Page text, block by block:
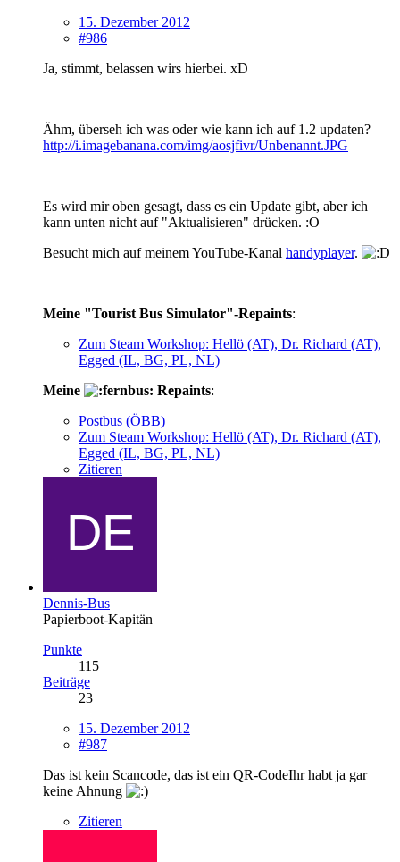
15. Dezember 2012
#986
Ja, stimmt, belassen wirs hierbei. xD
Ähm, überseh ich was oder wie kann ich auf 1.2 updaten?
http://i.imagebanana.com/img/aosjfivr/Unbenannt.JPG
Es wird mir oben gesagt, dass es ein Update gibt, aber ich
kann unten nicht auf "Aktualisieren" drücken. :O
Besucht mich auf meinem YouTube-Kanal handyplayer.
Meine "Tourist Bus Simulator"-Repaints:
Zum Steam Workshop: Hellö (AT), Dr. Richard (AT),
Egged (IL, BG, PL, NL)
Meine
Repaints:
Postbus (ÖBB)
Zum Steam Workshop: Hellö (AT), Dr. Richard (AT),
Egged (IL, BG, PL, NL)
Zitieren
Dennis-Bus
Papierboot-Kapitän
Punkte
115
Beiträge
23
15. Dezember 2012
#987
Das ist kein Scancode, das ist ein QR-CodeIhr habt ja gar
keine Ahnung
Zitieren